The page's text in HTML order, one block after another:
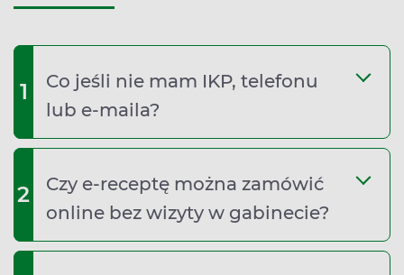
1
Co jeśli nie mam IKP, telefonu
lub e‑maila?
2
Czy e‑receptę można zamówić
online bez wizyty w gabinecie?